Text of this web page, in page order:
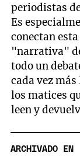
periodistas
Es
conectan
"narrativa"
todo un
cada vez
los matices
leen y
ARCHIVADO EN